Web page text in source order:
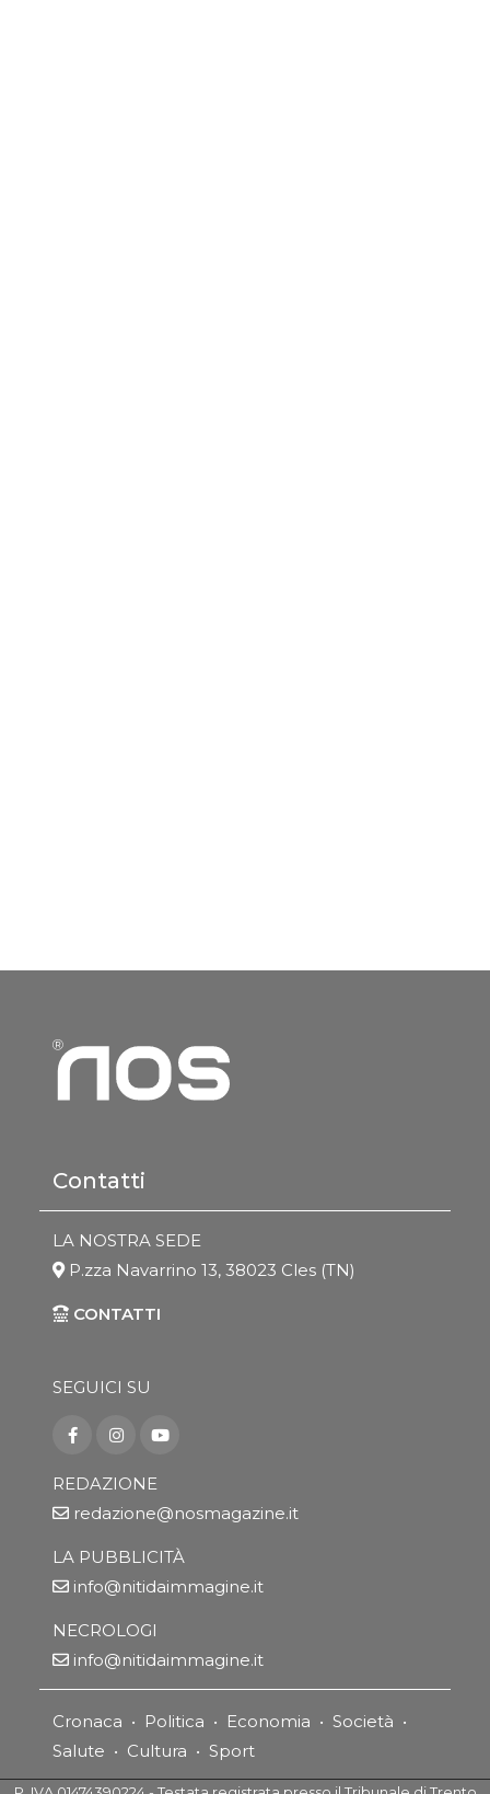
Contatti
LA NOSTRA SEDE
P.zza Navarrino 13, 38023 Cles (TN)
CONTATTI
SEGUICI SU
REDAZIONE
redazione@nosmagazine.it
LA PUBBLICITÀ
info@nitidaimmagine.it
NECROLOGI
info@nitidaimmagine.it
Cronaca • Politica • Economia • Società •
Salute • Cultura • Sport